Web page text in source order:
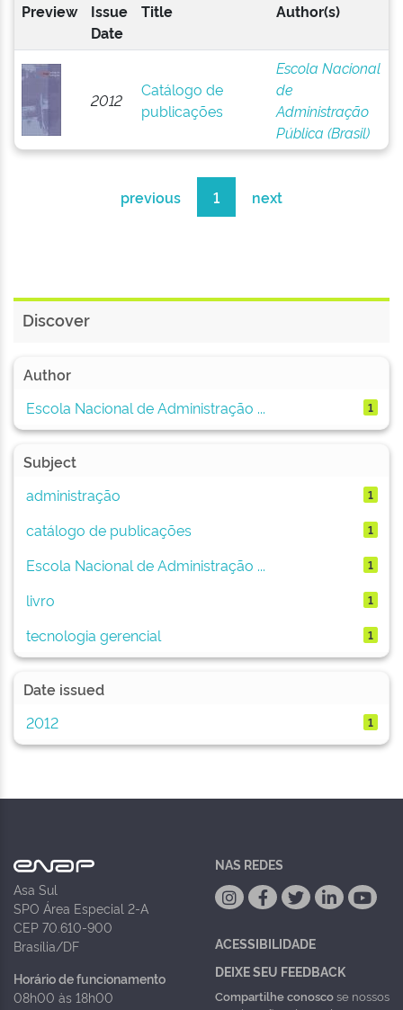
Preview
Issue
Date
Title Author(s)
2012
Catálogo de
publicações
Escola Nacional
de
Administração
Pública (Brasil)
previous 1 next
Discover
Author
Escola Nacional de Administração ...
1
Subject
administração
1
catálogo de publicações 1
Escola Nacional de Administração ... 1
livro 1
tecnologia gerencial 1
Date issued
2012
1
Asa Sul
SPO Área Especial 2-A
CEP 70.610-900
Brasília/DF
Horário de funcionamento
08h00 às 18h00
NAS REDES
ACESSIBILIDADE
DEIXE SEU FEEDBACK
Compartilhe conoscose nossos